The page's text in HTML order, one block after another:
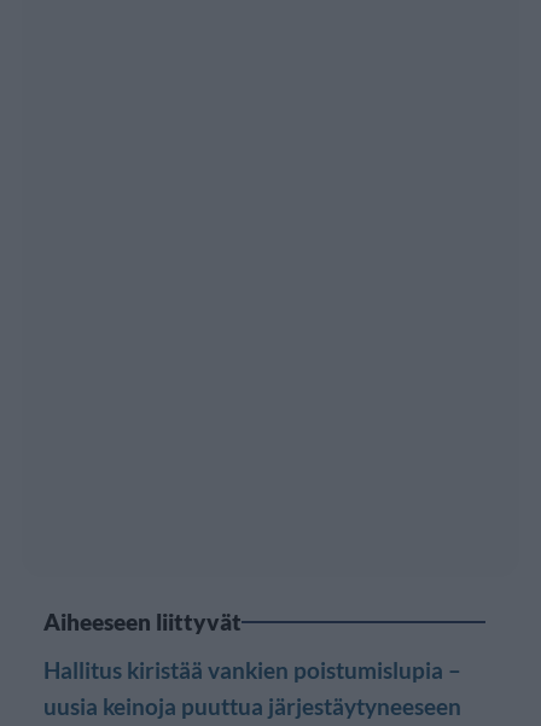
Aiheeseen liittyvät
Hallitus kiristää vankien poistumislupia –
uusia keinoja puuttua järjestäytyneeseen